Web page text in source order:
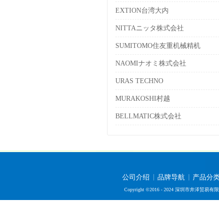
EXTION台湾大内
NITTAニッタ株式会社
SUMITOMO住友重机械精机
NAOMIナオミ株式会社
URAS TECHNO
MURAKOSHI村越
BELLMATIC株式会社
公司介绍 品牌导航 产品分
Copyright ©2016 - 2024 深圳市井泽贸易有